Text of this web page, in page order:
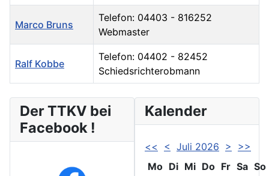
Marco Bruns
Telefon: 04403 - 816252
Webmaster
Ralf Kobbe
Telefon: 04402 - 82452
Schiedsrichterobmann
Der TTKV bei
Facebook !
Kalender
<< < Juli 2026 >
>>
Mo Di Mi Do Fr Sa So